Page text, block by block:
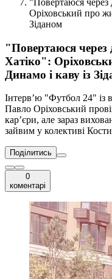
"Повертаюся через
Оріховський про
Зіданом
"Повертаюся через
Хатіко":
Динамо і каву із
Інтерв’ю "Футбол 24" із
Павло Оріховський
кар’єри, але зараз
зайвим у колективі
Поділитись
0
коментарі